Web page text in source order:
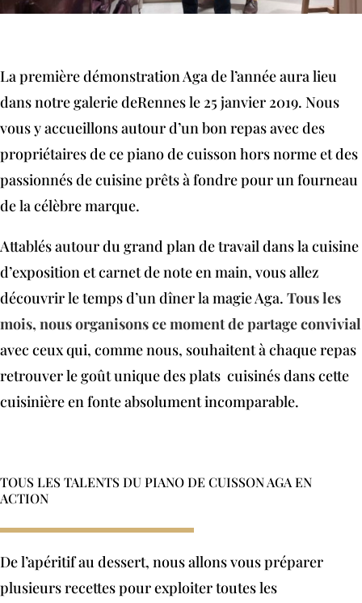
La première démonstration Aga de l’année aura lieu
dans notre galerie deRennes le 25 janvier 2019. Nous
vous y accueillons autour d’un bon repas avec des
propriétaires de ce piano de cuisson hors norme et des
passionnés de cuisine prêts à fondre pour un fourneau
de la célèbre marque.
Attablés autour du grand plan de travail dans la cuisine
d’exposition et carnet de note en main, vous allez
découvrir le temps d’un dîner la magie Aga. Tous les
mois, nous organisons ce moment de partage convivial
avec ceux qui, comme nous, souhaitent à chaque repas
retrouver le goût unique des plats cuisinés dans cette
cuisinière en fonte absolument incomparable.
TOUS LES TALENTS DU PIANO DE CUISSON AGA EN
ACTION
De l’apéritif au dessert, nous allons vous préparer
plusieurs recettes pour exploiter toutes les